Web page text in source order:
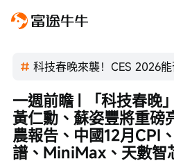
科技春晚來襲！CES 2026能
一週前瞻 | 「科技春晚
黃仁勳、蘇姿豐將重磅
農報告、中國12月CPI
譜、MiniMax、天數智